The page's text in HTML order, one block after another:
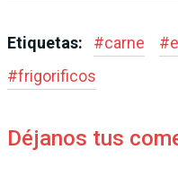
Etiquetas: #carne #
#frigorificos
Déjanos tus